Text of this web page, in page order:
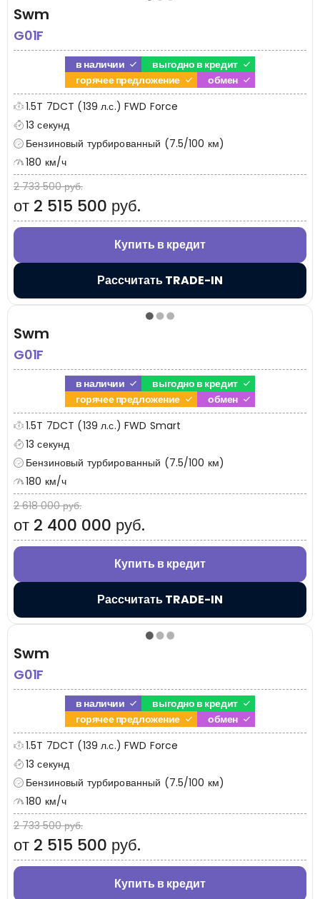
Swm
G01F
в наличии
выгодно в кредит
горячее предложение
обмен
1.5T 7DCT (139 л.с.) FWD Force
13 секунд
Бензиновый турбированный (7.5/100 км)
180 км/ч
2 733 500 руб.
от 2 515 500 руб.
Купить в кредит
Рассчитать TRADE-IN
Swm
G01F
в наличии
выгодно в кредит
горячее предложение
обмен
1.5T 7DCT (139 л.с.) FWD Smart
13 секунд
Бензиновый турбированный (7.5/100 км)
180 км/ч
2 618 000 руб.
от 2 400 000 руб.
Купить в кредит
Рассчитать TRADE-IN
Swm
G01F
в наличии
выгодно в кредит
горячее предложение
обмен
1.5T 7DCT (139 л.с.) FWD Force
13 секунд
Бензиновый турбированный (7.5/100 км)
180 км/ч
2 733 500 руб.
от 2 515 500 руб.
Купить в кредит